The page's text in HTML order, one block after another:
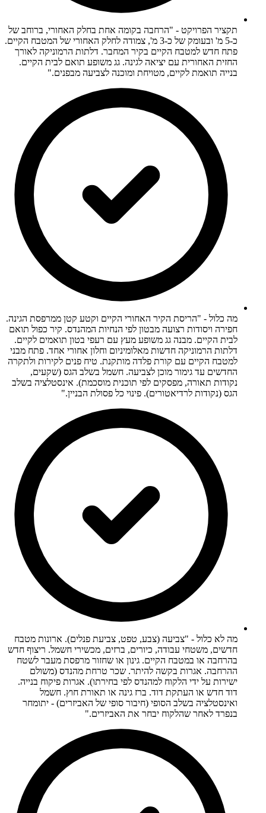
תקציר הפרויקט - "הרחבה בקומה אחת בחלק האחורי, ברוחב של
כ-5 מ' ובעומק של כ-3 מ', צמודה לחלק האחורי של המטבח הקיים.
פתח חדש למטבח הקיים בקיר המחבר. דלתות הרמוניקה לאורך
החזית האחורית עם יציאה לגינה. גג משופע תואם לבית הקיים.
בנייה תואמת לקיים, מטויחת ומוכנה לצביעה מבפנים."
מה כלול - "הריסת הקיר האחורי הקיים וקטע קטן ממרפסת הגינה.
חפירה ויסודות רצועה מבטון לפי הנחיות המהנדס. קיר כפול תואם
לבית הקיים. מבנה גג משופע מעץ עם רעפי בטון תואמים לקיים.
דלתות הרמוניקה חדשות מאלומיניום וחלון אחורי אחד. פתח מבני
למטבח הקיים עם קורת פלדה מותקנת. טיח פנים לקירות ולתקרה
החדשים עד גימור מוכן לצביעה. חשמל בשלב הגס (שקעים,
נקודות תאורה, מפסקים לפי תוכנית מוסכמת). אינסטלציה בשלב
הגס (נקודות לרדיאטורים). פינוי כל פסולת הבניין."
מה לא כלול - "צביעה (צבע, טפט, צביעת פנלים). ארונות מטבח
חדשים, משטחי עבודה, כיורים, ברזים, מכשירי חשמל. ריצוף חדש
בהרחבה או במטבח הקיים. גינון או שחזור מרפסת מעבר לשטח
ההרחבה. אגרות בקשה להיתר. שכר טרחת מהנדס (משולם
ישירות על ידי הלקוח למהנדס לפי בחירתו). אגרות פיקוח בנייה.
דוד חדש או העתקת דוד. ברז גינה או תאורת חוץ. חשמל
ואינסטלציה בשלב הסופי (חיבור סופי של האביזרים) - יתומחר
בנפרד לאחר שהלקוח יבחר את האביזרים."